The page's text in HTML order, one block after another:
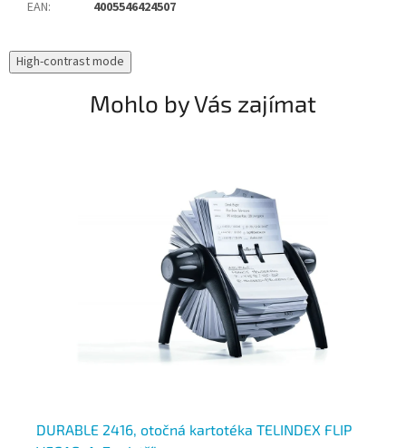
EAN: 4005546424507
High-contrast mode
Mohlo by Vás zajímat
DURABLE 2416, otočná kartotéka TELINDEX FLIP